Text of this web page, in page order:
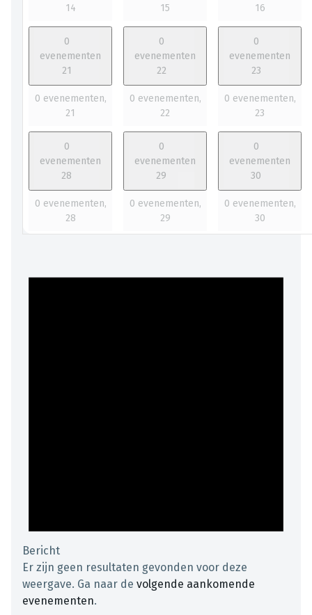
14
15
16
0
evenementen
21
0 evenementen,
21
0
evenementen
22
0 evenementen,
22
0
evenementen
23
0 evenementen,
23
0
evenementen
28
0 evenementen,
28
0
evenementen
29
0 evenementen,
29
0
evenementen
30
0 evenementen,
30
Bericht
Er zijn geen resultaten gevonden voor deze
weergave. Ga naar de volgende aankomende
evenementen.